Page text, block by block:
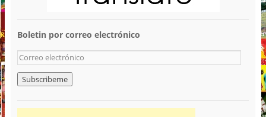
Boletin por correo electrónico